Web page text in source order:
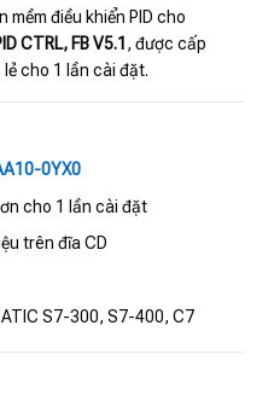
mềm điều khiển PID cho
CTRL, FB V5.1 , được cấp
cho 1 lần cài đặt.
0YX0
cho 1 lần cài đặt
trên đĩa CD
S7-300, S7-400, C7